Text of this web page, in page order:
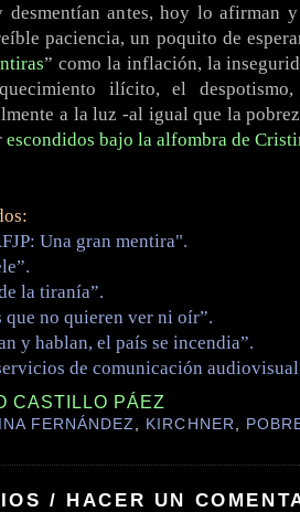
desmentían antes, hoy lo afirman
paciencia, un poquito de
” como la inflación, la
ilícito, el
a la luz -al igual que la
escondidos bajo la alfombra de
Una gran mentira".
la tiranía”.
que no quieren ver ni oír”.
y hablan, el país se incendia”.
de comunicación
CASTILLO PÁEZ
FERNÁNDEZ, KIRCHNER,
/ HACER UN